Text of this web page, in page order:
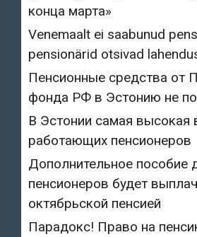
конца марта»
Venemaalt ei saabunud
pensionärid otsivad
Пенсионные средства от
фонда РФ в Эстонию не
В Эстонии самая высокая
работающих пенсионеров
Дополнительное пособие
пенсионеров будет
октябрьской пенсией
Парадокс! Право на